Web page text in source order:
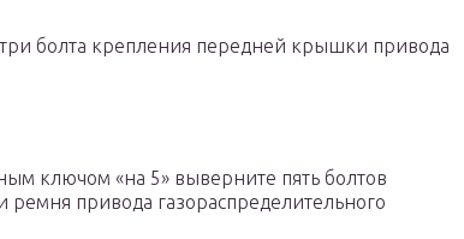
болта крепления передней крышки привода
ключом «на 5» выверните пять болтов
привода газораспределительного